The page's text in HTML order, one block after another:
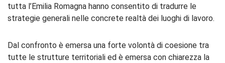
tutta l’Emilia Romagna hanno consentito di tradurre le
strategie generali nelle concrete realtà dei luoghi di lavoro.
Dal confronto è emersa una forte volontà di coesione tra
tutte le strutture territoriali ed è emersa con chiarezza la